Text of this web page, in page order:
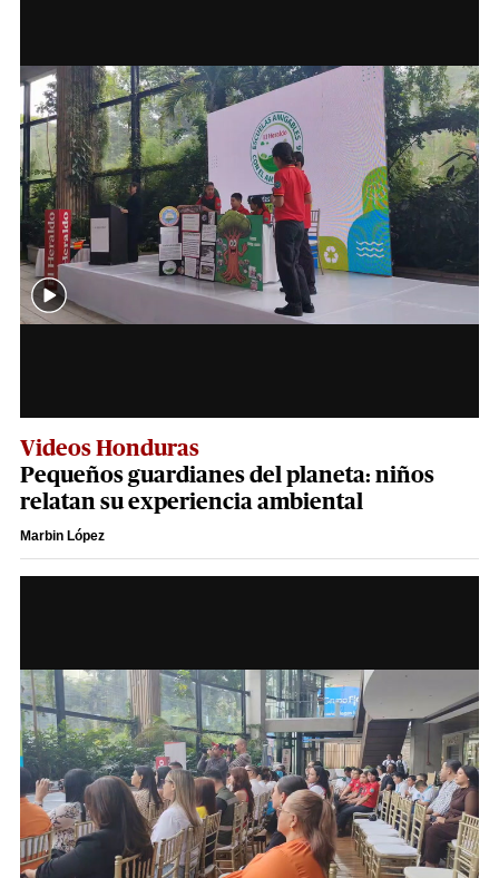
Videos Honduras
Pequeños guardianes del planeta: niños
relatan su experiencia ambiental
Marbin López